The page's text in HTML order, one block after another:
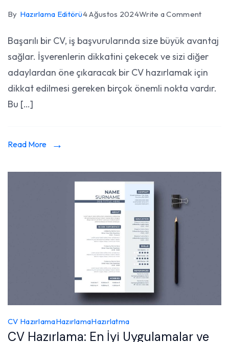
By Hazırlama Editörü4 Ağustos 2024Write a Commenton
Bir
CV
Dikkat
Başarılı bir CV, iş başvurularında size büyük avantaj
sağlar. İşverenlerin dikkatini çekecek ve sizi diğer
adaylardan öne çıkaracak bir CV hazırlamak için
dikkat edilmesi gereken birçok önemli nokta vardır.
Bu […]
Read More
CV HazırlamaHazırlamaHazırlatma
CV Hazırlama: En İyi Uygulamalar ve